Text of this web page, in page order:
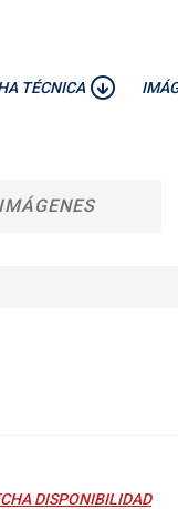
TÉCNICA
IMÁGENES
DISPONIBILIDAD